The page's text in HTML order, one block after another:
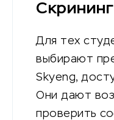
Для тех
выбирают
Skyeng,
Они дают
проверить